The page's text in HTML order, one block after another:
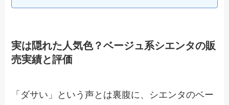
実は隠れた人気色？ベージュ系シエンタの販
売実績と評価
「ダサい」という声とは裏腹に、シエンタのベー